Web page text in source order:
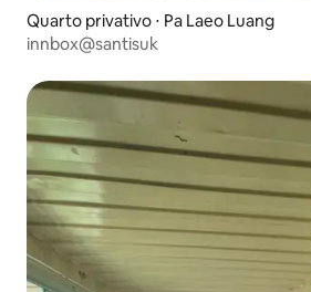
Quarto privativo ⋅ Pa Laeo Luang
innbox@santisuk